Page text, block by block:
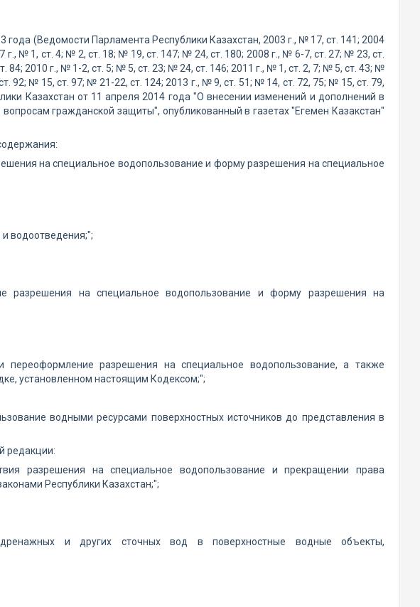
года (Ведомости Парламента Республики Казахстан, 2003 г., № 17, ст. 141; 2004
№ 1, ст. 4; № 2, ст. 18; № 19, ст. 147; № 24, ст. 180; 2008 г., № 6-7, ст. 27; № 23, ст.
2010 г., № 1-2, ст. 5; № 5, ст. 23; № 24, ст. 146; 2011 г., № 1, ст. 2, 7; № 5, ст. 43; №
92; № 15, ст. 97; № 21-22, ст. 124; 2013 г., № 9, ст. 51; № 14, ст. 72, 75; № 15, ст. 79,
Казахстан от 11 апреля 2014 года "О внесении изменений и дополнений в
гражданской защиты", опубликованный в газетах "Егемен Казакстан"
на специальное водопользование и форму разрешения на специальное
водоотведения;";
разрешения на специальное водопользование и форму разрешения на
переоформление разрешения на специальное водопользование, а также
установленном настоящим Кодексом;";
водными ресурсами поверхностных источников до представления в
редакции:
разрешения на специальное водопользование и прекращении права
Республики Казахстан;";
и других сточных вод в поверхностные водные объекты,